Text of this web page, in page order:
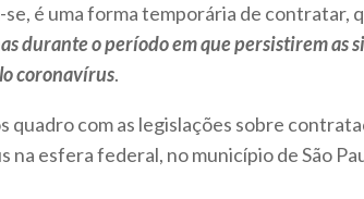
se, é uma forma temporária de contratar,
durante o período em que persistirem as
coronavírus.
quadro com as legislações sobre
na esfera federal, no município de São